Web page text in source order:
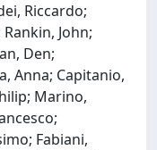
Riccardo;
John;
Den;
Anna; Capitanio,
Marino,
Fabiani,